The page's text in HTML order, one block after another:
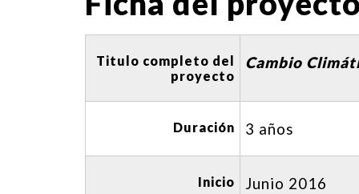
Titulo completo del
proyecto
Cambio
Duración 3 años
Inicio Junio 2016